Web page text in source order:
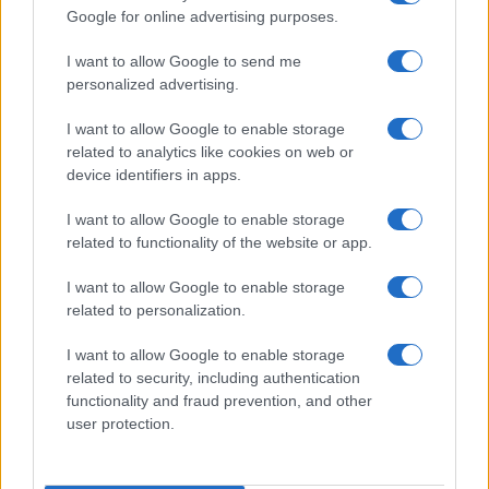
Google for online advertising purposes.
I want to allow Google to send me
personalized advertising.
I want to allow Google to enable storage
related to analytics like cookies on web or
device identifiers in apps.
I want to allow Google to enable storage
related to functionality of the website or app.
I want to allow Google to enable storage
related to personalization.
I want to allow Google to enable storage
related to security, including authentication
functionality and fraud prevention, and other
user protection.
Principais ações recomendadas para dividendos em agosto de
Bruno Costa · 6 ago 2026